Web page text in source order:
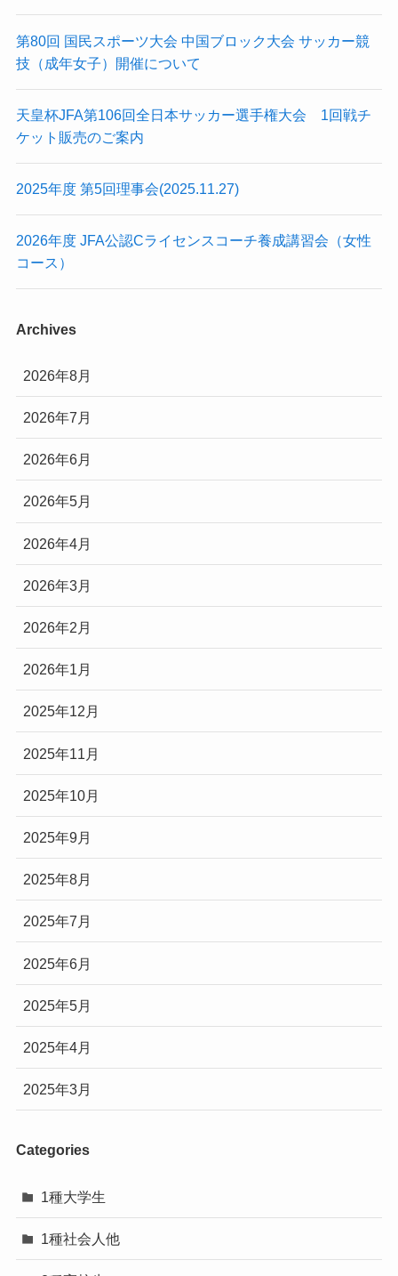
第80回 国民スポーツ大会 中国ブロック大会 サッカー競
技（成年女子）開催について
天皇杯JFA第106回全日本サッカー選手権大会 1回戦チ
ケット販売のご案内
2025年度 第5回理事会(2025.11.27)
2026年度 JFA公認Cライセンスコーチ養成講習会（女性
コース）
Archives
2026年8月
2026年7月
2026年6月
2026年5月
2026年4月
2026年3月
2026年2月
2026年1月
2025年12月
2025年11月
2025年10月
2025年9月
2025年8月
2025年7月
2025年6月
2025年5月
2025年4月
2025年3月
Categories
1種大学生
1種社会人他